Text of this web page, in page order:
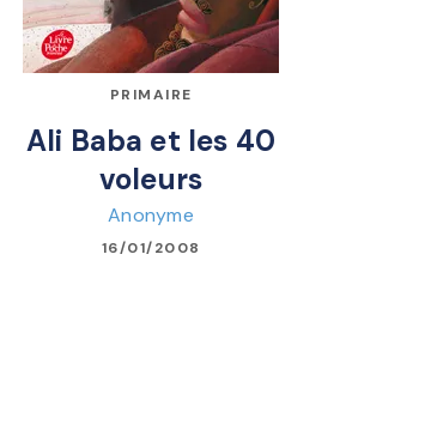
PRIMAIRE
Ali Baba et les 40
voleurs
Anonyme
16/01/2008